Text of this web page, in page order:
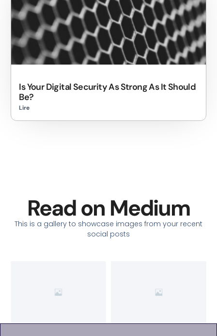
Is Your Digital Security As Strong As It Should
Be?
Lire
Read on Medium
This is a gallery to showcase images from your recent
social posts